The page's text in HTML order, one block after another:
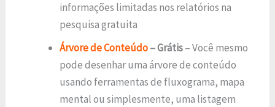
informações limitadas nos relatórios na
pesquisa gratuita
Árvore de Conteúdo– Grátis– Você mesmo
pode desenhar uma árvore de conteúdo
usando ferramentas de fluxograma, mapa
mental ou simplesmente, uma listagem